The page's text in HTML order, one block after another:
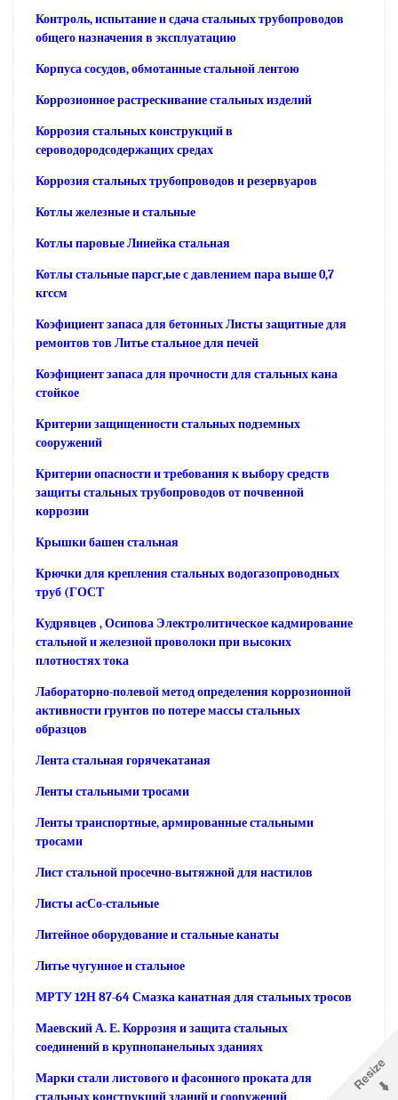
Контроль, испытание и сдача стальных трубопроводов
общего назначения в эксплуатацию
Корпуса сосудов, обмотанные стальной лентою
Коррозионное растрескивание стальных изделий
Коррозия стальных конструкций в
сероводородсодержащих средах
Коррозия стальных трубопроводов и резервуаров
Котлы железные и стальные
Котлы паровые Линейка стальная
Котлы стальные парсг,ые с давлением пара выше 0,7
кгссм
Коэфициент запаса для бетонных Листы защитные для
ремонтов тов Литье стальное для печей
Коэфициент запаса для прочности для стальных кана
стойкое
Критерии защищенности стальных подземных
сооружений
Критерии опасности и требования к выбору средств
защиты стальных трубопроводов от почвенной
коррозии
Крышки башен стальная
Крючки для крепления стальных водогазопроводных
труб (ГОСТ
Кудрявцев , Осипова Электролитическое кадмирование
стальной и железной проволоки при высоких
плотностях тока
Лабораторно-полевой метод определения коррозионной
активности грунтов по потере массы стальных
образцов
Лента стальная горячекатаная
Ленты стальными тросами
Ленты транспортные, армированные стальными
тросами
Лист стальной просечно-вытяжной для настилов
Листы асСо-стальные
Литейное оборудование и стальные канаты
Литье чугунное и стальное
МРТУ 12Н 87-64 Смазка канатная для стальных тросов
Маевский А. Е. Коррозия и защита стальных
соединений в крупнопанельных зданиях
Марки стали листового и фасонного проката для
стальных конструкций зданий и сооружений